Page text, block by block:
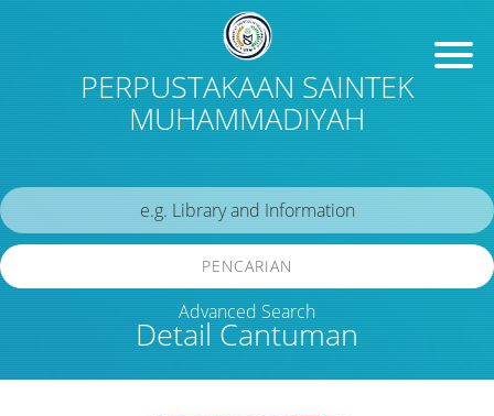
PERPUSTAKAAN SAINTEK
MUHAMMADIYAH
Detail Cantuman
PENCARIAN
Advanced Search